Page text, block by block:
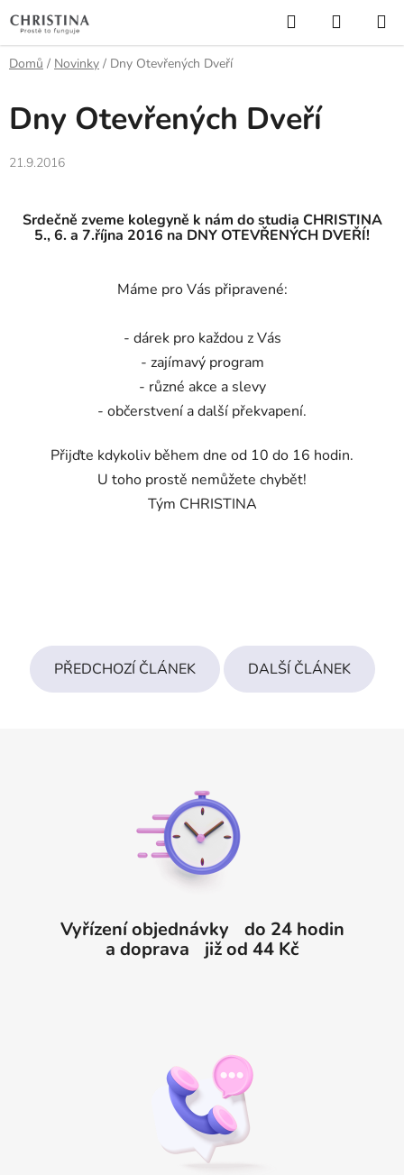
na
obsah
Hledat
KOŠÍK
Domů / Novinky / Dny Otevřených Dveří
Dny Otevřených Dveří
21.9.2016
Srdečně zveme kolegyně k nám do studia CHRISTINA
5., 6. a 7.října 2016 na DNY OTEVŘENÝCH DVEŘÍ!
Máme pro Vás připravené:
- dárek pro každou z Vás
- zajímavý program
- různé akce a slevy
- občerstvení a další překvapení.
Přijďte kdykoliv během dne od 10 do 16 hodin.
U toho prostě nemůžete chybět!
Tým CHRISTINA
PŘEDCHOZÍ ČLÁNEK DALŠÍ ČLÁNEK
Vyřízení objednávky do 24 hodin
a doprava již od 44 Kč